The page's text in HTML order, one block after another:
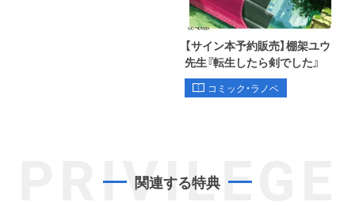
【サイン本予約販売】棚架ユウ
先生『転生したら剣でした』
コミック・ラノベ
PRIVILEGE
関連する特典